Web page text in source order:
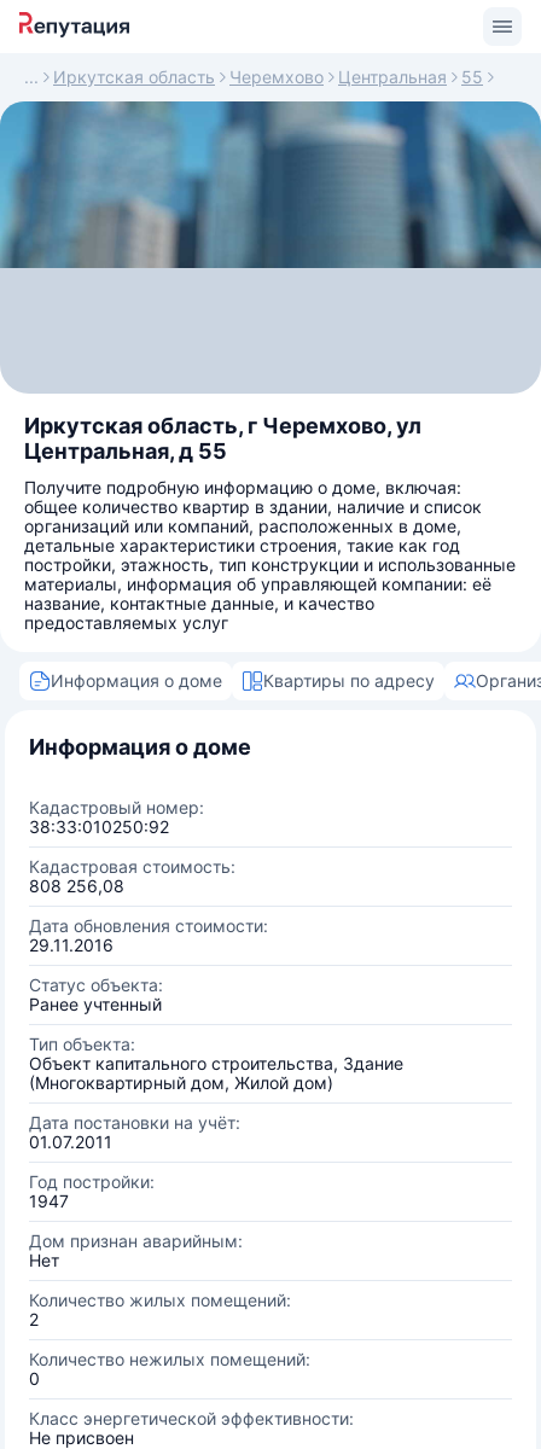
Иркутская область Черемхово Центральная 55
Иркутская область, г Черемхово, ул
Центральная, д 55
Получите подробную информацию о доме, включая:
общее количество квартир в здании, наличие и список
организаций или компаний, расположенных в доме,
детальные характеристики строения, такие как год
постройки, этажность, тип конструкции и использованные
материалы, информация об управляющей компании: её
название, контактные данные, и качество
предоставляемых услуг
Информация о доме Квартиры по адресу
Информация о доме
Кадастровый номер:
38:33:010250:92
Кадастровая стоимость:
808 256,08
Дата обновления стоимости:
29.11.2016
Статус объекта:
Ранее учтенный
Тип объекта:
Объект капитального строительства, Здание
(Многоквартирный дом, Жилой дом)
Дата постановки на учёт:
01.07.2011
Год постройки:
1947
Дом признан аварийным:
Нет
Количество жилых помещений:
2
Количество нежилых помещений:
0
Класс энергетической эффективности:
Не присвоен